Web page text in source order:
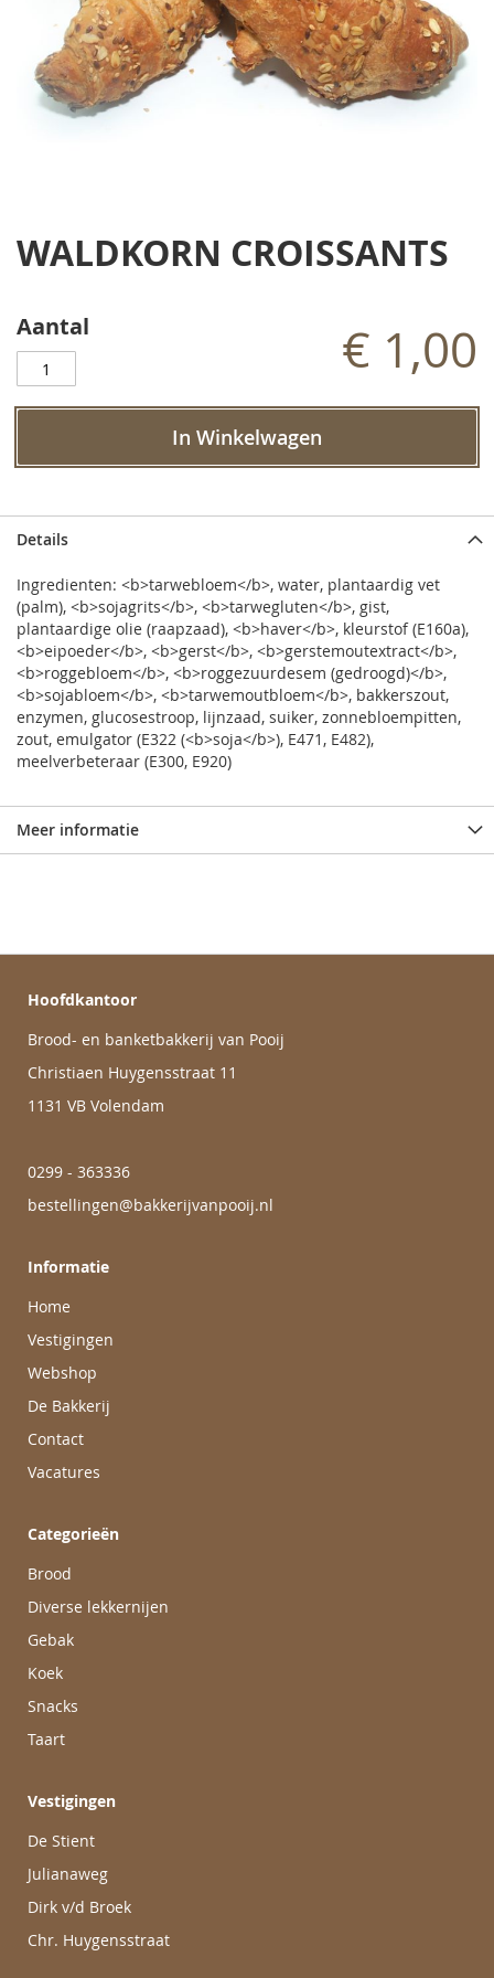
het
de
gallerij
WALDKORN CROISSANTS
Aantal € 1,00
In Winkelwagen
Details
Ingredienten: <b>tarwebloem</b>, water, plantaardig vet
(palm), <b>sojagrits</b>, <b>tarwegluten</b>, gist,
plantaardige olie (raapzaad), <b>haver</b>, kleurstof (E160a),
<b>eipoeder</b>, <b>gerst</b>, <b>gerstemoutextract</b>,
<b>roggebloem</b>, <b>roggezuurdesem (gedroogd)</b>,
<b>sojabloem</b>, <b>tarwemoutbloem</b>, bakkerszout,
enzymen, glucosestroop, lijnzaad, suiker, zonnebloempitten,
zout, emulgator (E322 (<b>soja</b>), E471, E482),
meelverbeteraar (E300, E920)
Meer informatie
Hoofdkantoor
Brood- en banketbakkerij van Pooij
Christiaen Huygensstraat 11
1131 VB Volendam
0299 - 363336
bestellingen@bakkerijvanpooij.nl
Informatie
Home
Vestigingen
Webshop
De Bakkerij
Contact
Vacatures
Categorieën
Brood
Diverse lekkernijen
Gebak
Koek
Snacks
Taart
Vestigingen
De Stient
Julianaweg
Dirk v/d Broek
Chr. Huygensstraat